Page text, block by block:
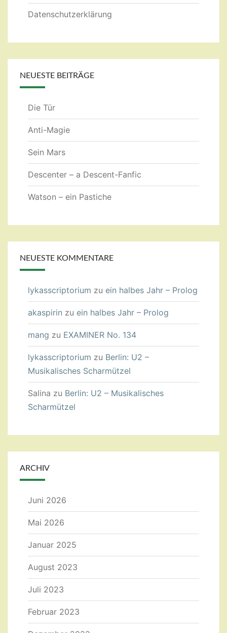
Datenschutzerklärung
NEUESTE BEITRÄGE
Die Tür
Anti-Magie
Sein Mars
Descenter – a Descent-Fanfic
Watson – ein Pastiche
NEUESTE KOMMENTARE
lykasscriptorium zu ein halbes Jahr – Prolog
akaspirin zu ein halbes Jahr – Prolog
mang zu EXAMINER No. 134
lykasscriptorium zu Berlin: U2 –
Musikalisches Scharmützel
Salina zu Berlin: U2 – Musikalisches
Scharmützel
ARCHIV
Juni 2026
Mai 2026
Januar 2025
August 2023
Juli 2023
Februar 2023